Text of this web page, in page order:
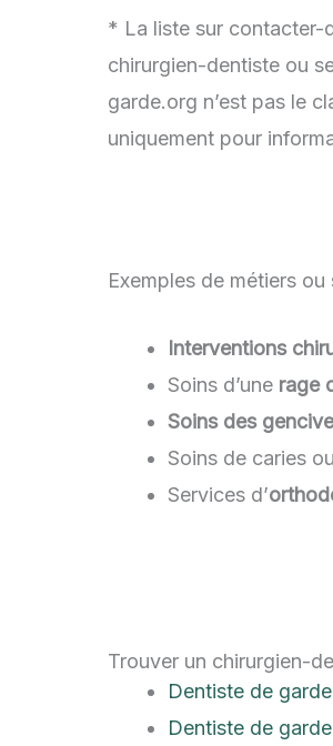
* La liste sur contacter-
chirurgien-dentiste ou
garde.org n’est pas le
uniquement pour
Exemples de métiers
Interventions
Soins d’une rage
Soins des
Soins de caries
Services d’
Trouver un chirurgien-
Dentiste de garde
Dentiste de garde